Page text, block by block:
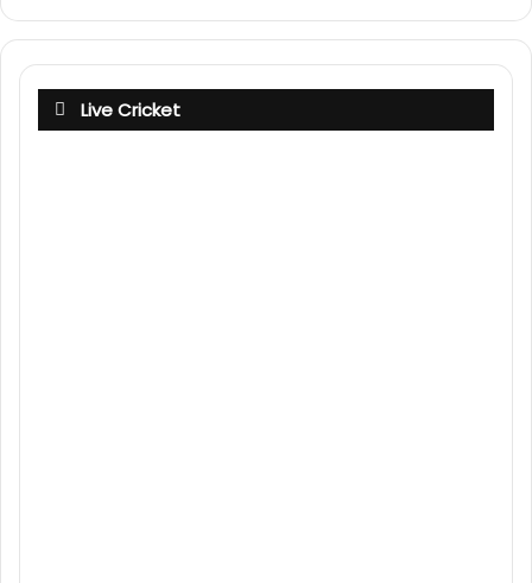
Live Cricket